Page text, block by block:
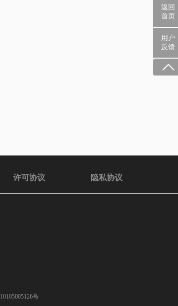
返回
首页
用户
反馈
许可协议 隐私协议
号